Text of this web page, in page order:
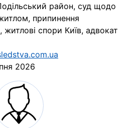
район, суд щодо
припинення
житлові спори Київ, адвокат
2026